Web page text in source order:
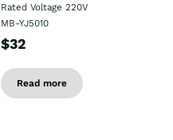
Rated Voltage 220V
MB-YJ5010
$32
Read more